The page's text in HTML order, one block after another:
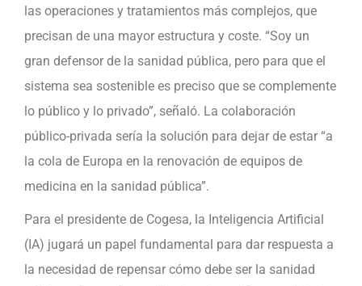
las operaciones y tratamientos más complejos, que
precisan de una mayor estructura y coste. “Soy un
gran defensor de la sanidad pública, pero para que el
sistema sea sostenible es preciso que se complemente
lo público y lo privado”, señaló. La colaboración
público-privada sería la solución para dejar de estar “a
la cola de Europa en la renovación de equipos de
medicina en la sanidad pública”.
Para el presidente de Cogesa, la Inteligencia Artificial
(IA) jugará un papel fundamental para dar respuesta a
la necesidad de repensar cómo debe ser la sanidad